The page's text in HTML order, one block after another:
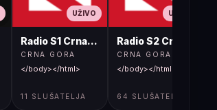
UŽIVO
Radio S1 Crna Gora
CRNA GORA
</body></html>
11 SLUŠATELJA
UŽIVO
Radio S2 Crna Gora
CRNA GORA
</body></html>
64 SLUŠATELJA